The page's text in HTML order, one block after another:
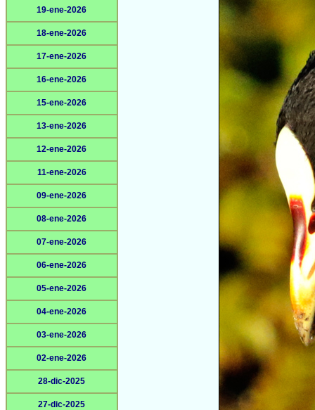
19-ene-2026
18-ene-2026
17-ene-2026
16-ene-2026
15-ene-2026
13-ene-2026
12-ene-2026
11-ene-2026
09-ene-2026
08-ene-2026
07-ene-2026
06-ene-2026
05-ene-2026
04-ene-2026
03-ene-2026
02-ene-2026
28-dic-2025
27-dic-2025